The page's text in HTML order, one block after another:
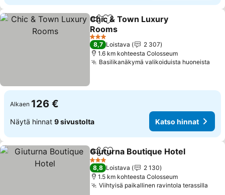
Jaa Lisää suosikkeihin
Chic & Town Luxury
Rooms
Katso hinnat
3 Tähtiluokitus
8,7 Loistava
2 307
1.6 km kohteesta Colosseum
Basilikanäkymä valikoiduista huoneista
Alkaen 126 €
Näytä hinnat 9 sivustolta Katso hinnat
Jaa Lisää suosikkeihin
Giuturna Boutique Hotel
3 Tähtiluokitus
8,8 Loistava
2 130
1.5 km kohteesta Colosseum
Viihtyisä paikallinen ravintola terassilla